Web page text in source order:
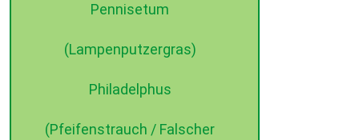
Pennisetum
(Lampenputzergras)
Philadelphus
(Pfeifenstrauch / Falscher